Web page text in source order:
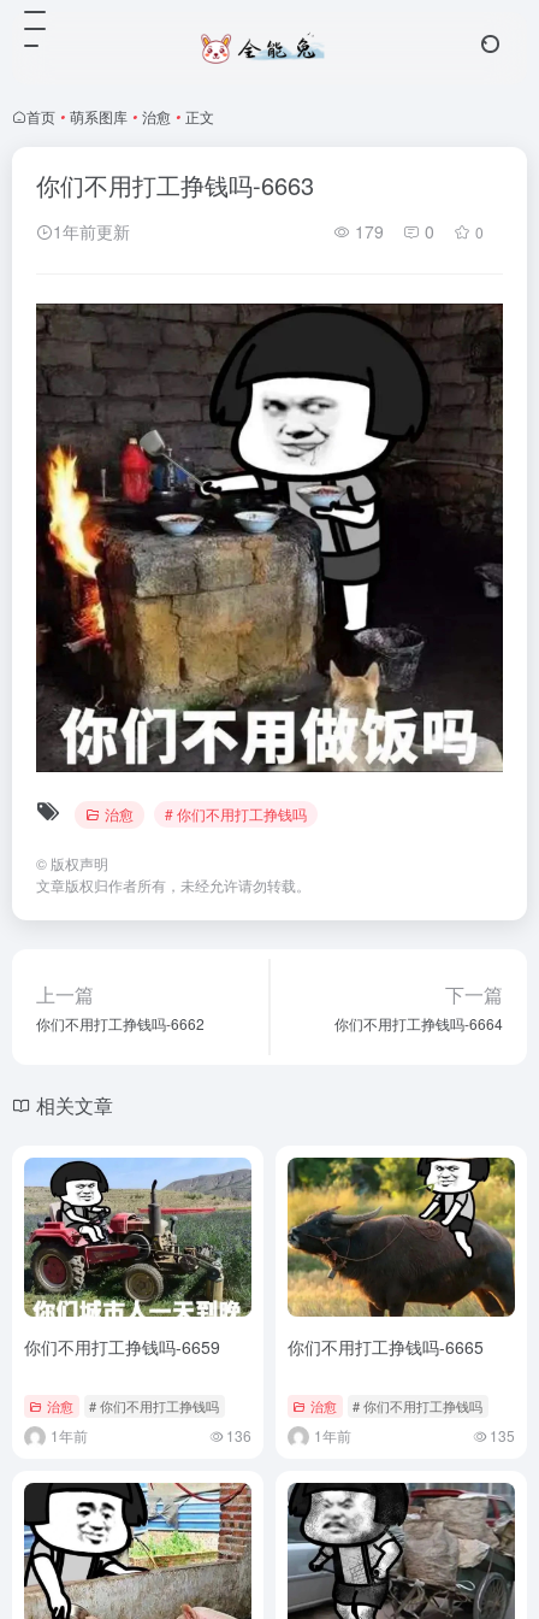
首页 • 萌系图库 • 治愈 • 正文
你们不用打工挣钱吗-6663
1年前更新 179 0 0
治愈 # 你们不用打工挣钱吗
© 版权声明
文章版权归作者所有，未经允许请勿转载。
上一篇
你们不用打工挣钱吗-6662
下一篇
你们不用打工挣钱吗-6664
相关文章
你们不用打工挣钱吗-6659
治愈 # 你们不用打工挣钱吗
1年前 136
你们不用打工挣钱吗-6665
治愈 # 你们不用打工挣钱吗
1年前 135